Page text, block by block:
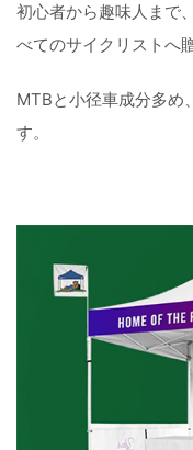
初心者から趣味人まで
べてのサイクリストへ
MTBと小径車成分多め
す。